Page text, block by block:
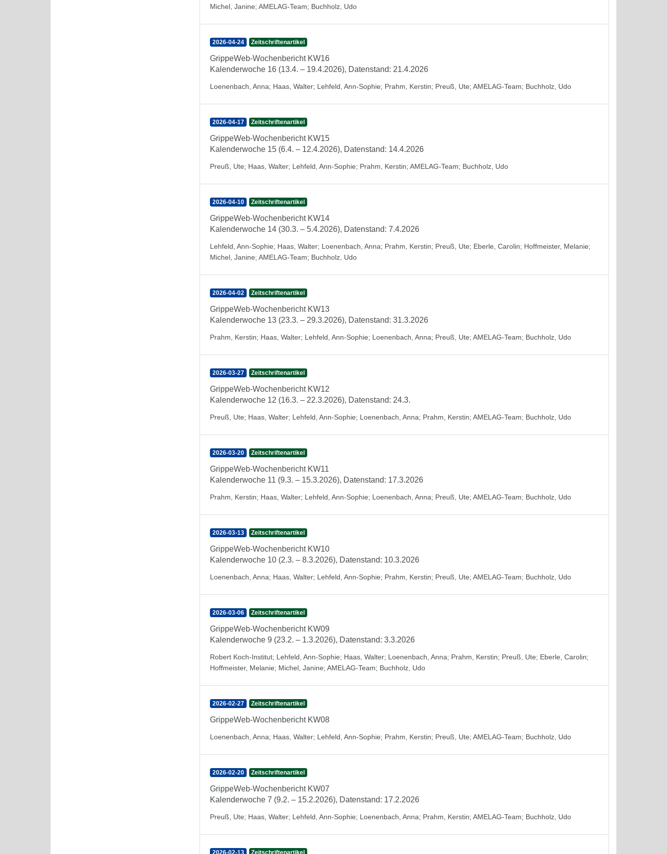
Michel, Janine; AMELAG-Team; Buchholz, Udo
2026-04-24 Zeitschriftenartikel
GrippeWeb-Wochenbericht KW16
Kalenderwoche 16 (13.4. – 19.4.2026), Datenstand: 21.4.2026
Loenenbach, Anna; Haas, Walter; Lehfeld, Ann-Sophie; Prahm, Kerstin; Preuß, Ute; AMELAG-Team; Buchholz, Udo
2026-04-17 Zeitschriftenartikel
GrippeWeb-Wochenbericht KW15
Kalenderwoche 15 (6.4. – 12.4.2026), Datenstand: 14.4.2026
Preuß, Ute; Haas, Walter; Lehfeld, Ann-Sophie; Prahm, Kerstin; AMELAG-Team; Buchholz, Udo
2026-04-10 Zeitschriftenartikel
GrippeWeb-Wochenbericht KW14
Kalenderwoche 14 (30.3. – 5.4.2026), Datenstand: 7.4.2026
Lehfeld, Ann-Sophie; Haas, Walter; Loenenbach, Anna; Prahm, Kerstin; Preuß, Ute; Eberle, Carolin; Hoffmeister, Melanie;
Michel, Janine; AMELAG-Team; Buchholz, Udo
2026-04-02 Zeitschriftenartikel
GrippeWeb-Wochenbericht KW13
Kalenderwoche 13 (23.3. – 29.3.2026), Datenstand: 31.3.2026
Prahm, Kerstin; Haas, Walter; Lehfeld, Ann-Sophie; Loenenbach, Anna; Preuß, Ute; AMELAG-Team; Buchholz, Udo
2026-03-27 Zeitschriftenartikel
GrippeWeb-Wochenbericht KW12
Kalenderwoche 12 (16.3. – 22.3.2026), Datenstand: 24.3.
Preuß, Ute; Haas, Walter; Lehfeld, Ann-Sophie; Loenenbach, Anna; Prahm, Kerstin; AMELAG-Team; Buchholz, Udo
2026-03-20 Zeitschriftenartikel
GrippeWeb-Wochenbericht KW11
Kalenderwoche 11 (9.3. – 15.3.2026), Datenstand: 17.3.2026
Prahm, Kerstin; Haas, Walter; Lehfeld, Ann-Sophie; Loenenbach, Anna; Preuß, Ute; AMELAG-Team; Buchholz, Udo
2026-03-13 Zeitschriftenartikel
GrippeWeb-Wochenbericht KW10
Kalenderwoche 10 (2.3. – 8.3.2026), Datenstand: 10.3.2026
Loenenbach, Anna; Haas, Walter; Lehfeld, Ann-Sophie; Prahm, Kerstin; Preuß, Ute; AMELAG-Team; Buchholz, Udo
2026-03-06 Zeitschriftenartikel
GrippeWeb-Wochenbericht KW09
Kalenderwoche 9 (23.2. – 1.3.2026), Datenstand: 3.3.2026
Robert Koch-Institut; Lehfeld, Ann-Sophie; Haas, Walter; Loenenbach, Anna; Prahm, Kerstin; Preuß, Ute; Eberle, Carolin;
Hoffmeister, Melanie; Michel, Janine; AMELAG-Team; Buchholz, Udo
2026-02-27 Zeitschriftenartikel
GrippeWeb-Wochenbericht KW08
Loenenbach, Anna; Haas, Walter; Lehfeld, Ann-Sophie; Prahm, Kerstin; Preuß, Ute; AMELAG-Team; Buchholz, Udo
2026-02-20 Zeitschriftenartikel
GrippeWeb-Wochenbericht KW07
Kalenderwoche 7 (9.2. – 15.2.2026), Datenstand: 17.2.2026
Preuß, Ute; Haas, Walter; Lehfeld, Ann-Sophie; Loenenbach, Anna; Prahm, Kerstin; AMELAG-Team; Buchholz, Udo
2026-02-13 Zeitschriftenartikel